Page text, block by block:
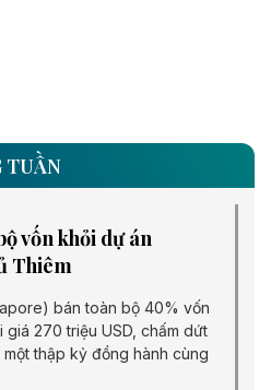
TUẦN
vốn khỏi dự án
Thiêm
bán toàn bộ 40% vốn
giá 270 triệu USD, chấm dứt
thập kỷ đồng hành cùng